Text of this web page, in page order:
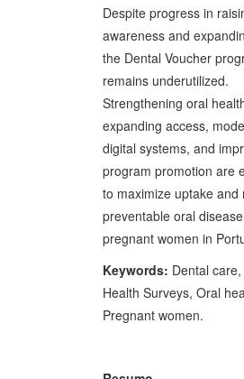
Despite progress in
awareness and
the Dental Voucher
remains underutilized.
Strengthening oral
expanding access,
digital systems, and
program promotion are
to maximize uptake and
preventable oral
pregnant women in
Keywords: Dental
Health Surveys, Oral
Pregnant women.